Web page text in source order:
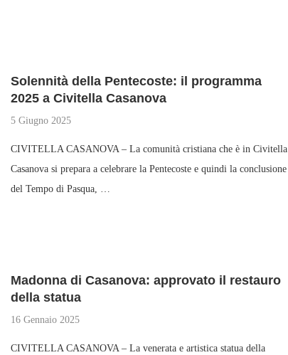
Solennità della Pentecoste: il programma
2025 a Civitella Casanova
5 Giugno 2025
CIVITELLA CASANOVA – La comunità cristiana che è in Civitella
Casanova si prepara a celebrare la Pentecoste e quindi la conclusione
del Tempo di Pasqua, …
Madonna di Casanova: approvato il restauro
della statua
16 Gennaio 2025
CIVITELLA CASANOVA – La venerata e artistica statua della